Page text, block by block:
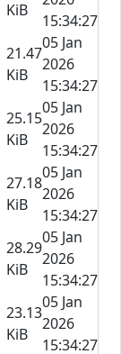
KiB
15:34:27
21.47
KiB
05 Jan
2026
15:34:27
25.15
KiB
05 Jan
2026
15:34:27
27.18
KiB
05 Jan
2026
15:34:27
28.29
KiB
05 Jan
2026
15:34:27
23.13
KiB
05 Jan
2026
15:34:27